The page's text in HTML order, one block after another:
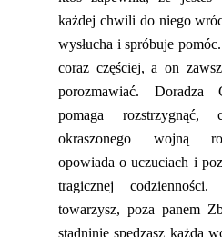
każdej chwili do niego
wysłucha i spróbuje
coraz częściej, a on
porozmawiać. Doradza
pomaga
okraszonego wojną
opowiada o uczuciach i
tragicznej
towarzysz, poza panem
stadninie spędzasz każdą